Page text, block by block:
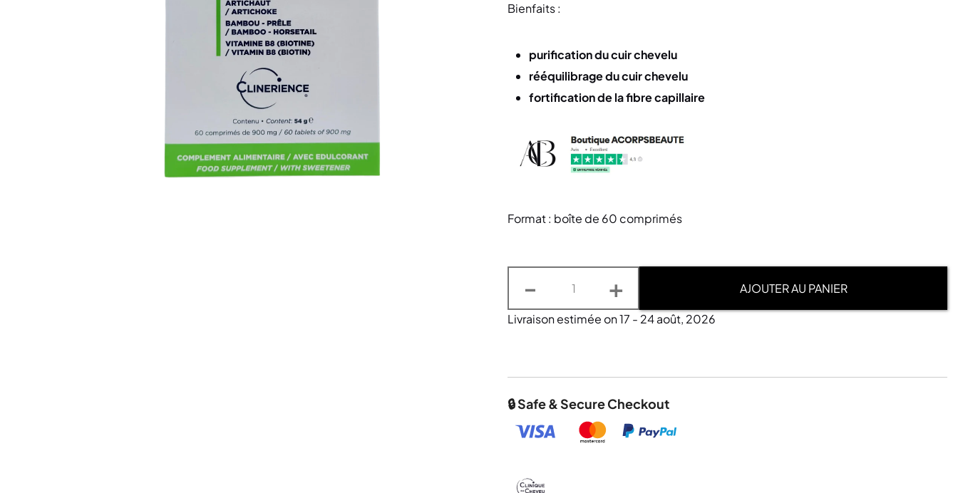
Bienfaits :
purification du cuir chevelu
rééquilibrage du cuir chevelu
fortification de la fibre capillaire
Format : boîte de 60 comprimés
- + AJOUTER AU PANIER
Livraison estimée on 17 - 24 août, 2026
🔒 Safe & Secure Checkout